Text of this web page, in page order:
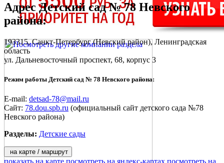
АдресДетский сад № 78 Невского
района:
193315,Санкт-Петербург(Невский район), Ленинградская
область
ул. Дальневосточный проспект, 68, корпус 3
Режим работы Детский сад № 78 Невского района:
E-mail: detsad-78@mail.ru
Сайт: 78.dou.spb.ru (официальный сайт детского сада №78
Невского района)
Разделы: Детские сады
на карте / маршрут